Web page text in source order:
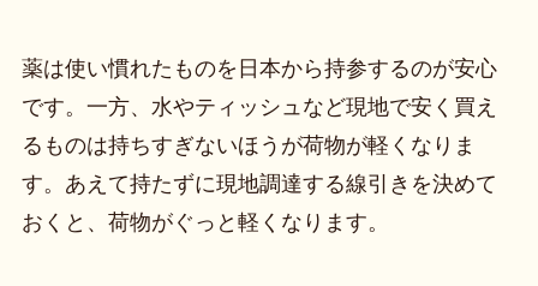
薬は使い慣れたものを日本から持参するのが安心
です。一方、水やティッシュなど現地で安く買え
るものは持ちすぎないほうが荷物が軽くなりま
す。あえて持たずに現地調達する線引きを決めて
おくと、荷物がぐっと軽くなります。